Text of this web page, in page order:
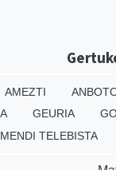
AMEZTI
GEURIA
TELEBISTA